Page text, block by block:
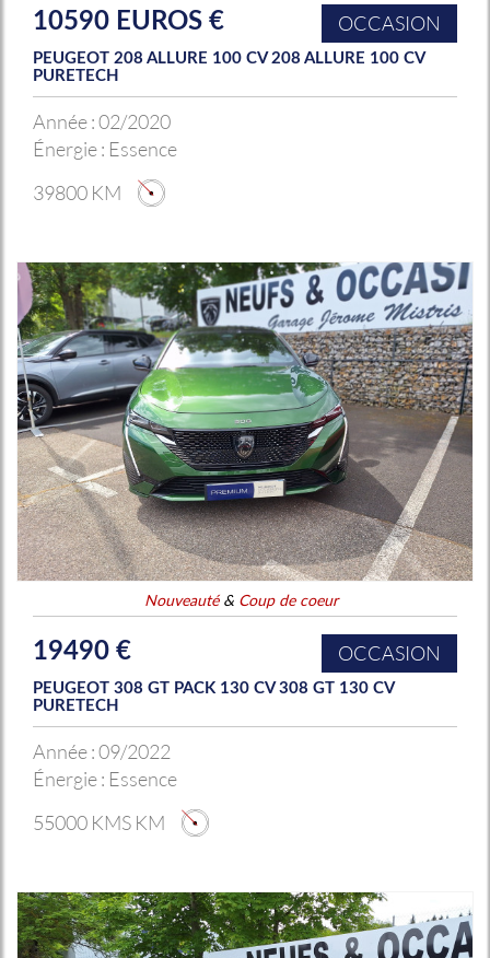
10590 EUROS € OCCASION
PEUGEOT 208 ALLURE 100 CV 208 ALLURE 100 CV
PURETECH
Année :02/2020
Énergie : Essence
39800 KM
Nouveauté& Coup de coeur
19490 € OCCASION
PEUGEOT 308 GT PACK 130 CV 308 GT 130 CV
PURETECH
Année :09/2022
Énergie : Essence
55000 KMS KM